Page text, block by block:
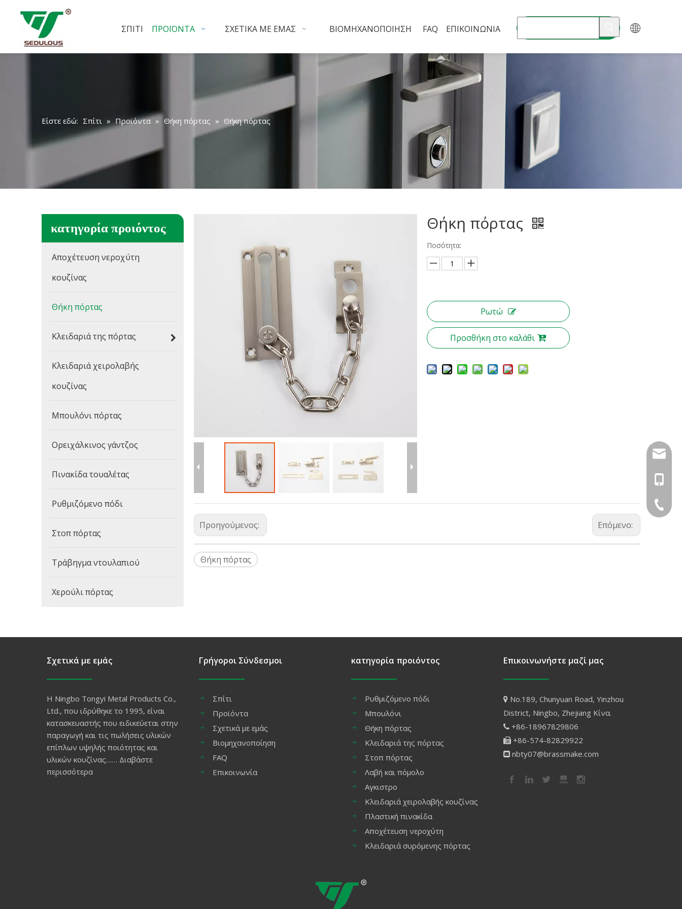
ΣΠΊΤΙ ΠΡΟΪΌΝΤΑ ΣΧΕΤΙΚΆ ΜΕ ΕΜΆΣ ΒΙΟΜΗΧΑΝΟΠΟΊΗΣΗ FAQ ΕΠΙΚΟΙΝΩΝΊΑ
Είστε εδώ: Σπίτι » Προϊόντα » Θήκη πόρτας » Θήκη πόρτας
κατηγορία προιόντος
Αποχέτευση νεροχύτη
κουζίνας
Θήκη πόρτας
Κλειδαριά της πόρτας
Κλειδαριά χειρολαβής
κουζίνας
Μπουλόνι πόρτας
Ορειχάλκινος γάντζος
Πινακίδα τουαλέτας
Ρυθμιζόμενο πόδι
Στοπ πόρτας
Τράβηγμα ντουλαπιού
Χερούλι πόρτας
Θήκη πόρτας
Ποσότητα:
Ρωτώ
Προσθήκη στο καλάθι
Προηγούμενος: Επόμενο:
Θήκη πόρτας
Σχετικά με εμάς
Η Ningbo Tongyi Metal Products Co.,
Ltd., που ιδρύθηκε το 1995, είναι
κατασκευαστής που ειδικεύεται στην
παραγωγή και τις πωλήσεις υλικών
επίπλων υψηλής ποιότητας και
υλικών κουζίνας…… Διαβάστε
περισσότερα
Γρήγοροι Σύνδεσμοι
Σπίτι
Προϊόντα
Σχετικά με εμάς
Βιομηχανοποίηση
FAQ
Επικοινωνία
κατηγορία προιόντος
Ρυθμιζόμενο πόδι
Μπουλόνι
Θήκη πόρτας
Κλειδαριά της πόρτας
Στοπ πόρτας
Λαβή και πόμολο
Αγκιστρο
Κλειδαριά χειρολαβής κουζίνας
Πλαστική πινακίδα
Αποχέτευση νεροχύτη
Κλειδαριά συρόμενης πόρτας
Επικοινωνήστε μαζί μας
 No.189, Chunyuan Road, Yinzhou
District, Ningbo, Zhejiang Κίνα.
 +86-18967829806
 +86-574-82829922
 nbty07@brassmake.com
+86-